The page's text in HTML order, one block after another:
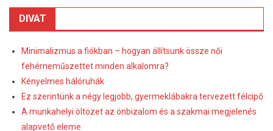
DIVAT
Minimalizmus a fiókban – hogyan állítsunk össze női
fehérneműszettet minden alkalomra?
Kényelmes hálóruhák
Ez szerintünk a négy legjobb, gyermeklábakra tervezett félcipő
A munkahelyi öltözet az önbizalom és a szakmai megjelenés
alapvető eleme